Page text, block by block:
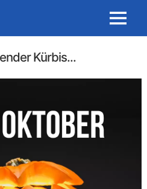
Menu
Kürbis...